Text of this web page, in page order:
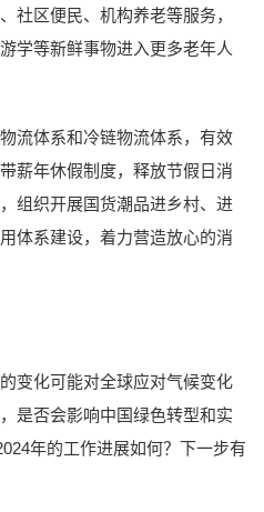
社区便民、机构养老等服务，
学等新鲜事物进入更多老年人
流体系和冷链物流体系，有效
薪年休假制度，释放节假日消
组织开展国货潮品进乡村、进
体系建设，着力营造放心的消
变化可能对全球应对气候变化
是否会影响中国绿色转型和实
年的工作进展如何？下一步有